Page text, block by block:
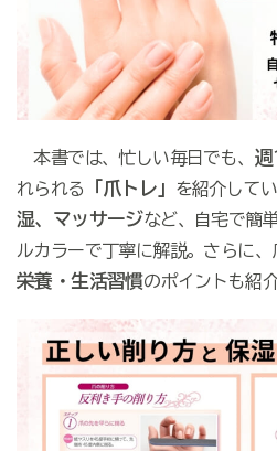
本書では、忙しい毎日でも、 週
れられる
「爪トレ」 を紹介してい
湿、マッサージなど、自宅で簡
ルカラーで丁寧に解説。さらに
栄養・生活習慣のポイントも紹